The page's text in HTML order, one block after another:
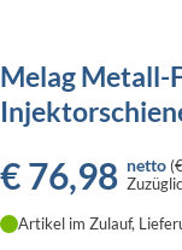
Melag Metall-
€76,98 netto (
Artikel im Zulauf,